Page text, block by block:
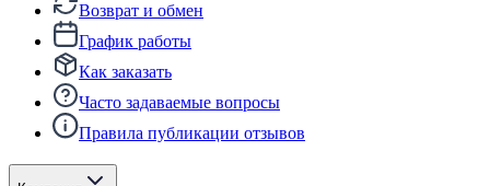
Возврат и обмен
График работы
Как заказать
Часто задаваемые вопросы
Правила публикации отзывов